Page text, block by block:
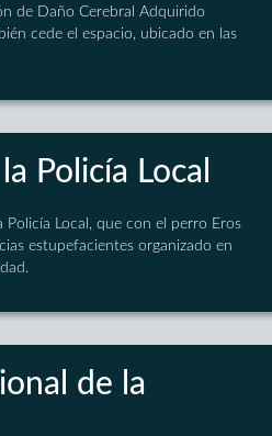
de Daño Cerebral Adquirido
cede el espacio, ubicado en las
Policía Local
Local, que con el perro Eros
estupefacientes organizado en
de la